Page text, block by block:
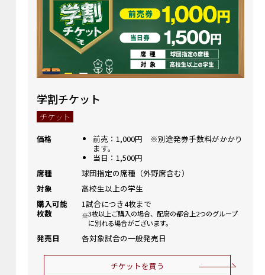
学割チケット
チケット
価格
前売：1,000円 ※別途発券手数料がかかり
ます。
当日：1,500円
席種
球団指定の席種（外野席含む）
対象
高校生以上の学生
購入可能
枚数
1試合につき4枚まで
3枚以上ご購入の場合、配席の都合上2つのグループ
に別れる場合がございます。
発売日 各対象試合の一般発売日
チケットを買う